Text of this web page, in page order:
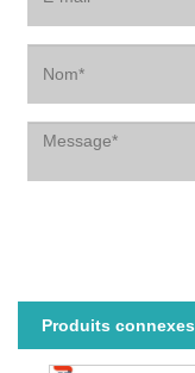
Produits connexes